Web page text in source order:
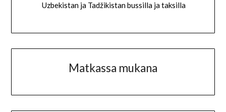
Uzbekistan ja Tadžikistan bussilla ja taksilla
Matkassa mukana